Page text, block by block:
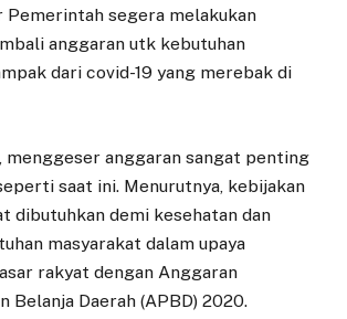
Pemerintah segera melakukan
anggaran utk kebutuhan
dari covid-19 yang merebak di
menggeser anggaran sangat penting
saat ini. Menurutnya, kebijakan
dibutuhkan demi kesehatan dan
masyarakat dalam upaya
rakyat dengan Anggaran
Belanja Daerah (APBD) 2020.